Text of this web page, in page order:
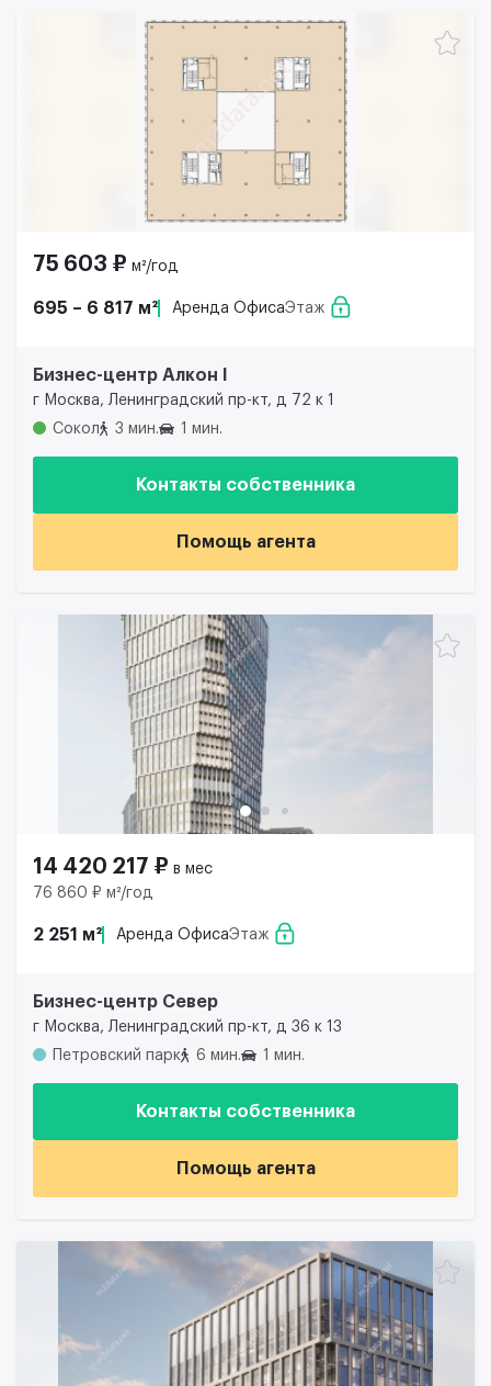
75 603 ₽ м²/год
695 – 6 817 м² Аренда ОфисаЭтаж
Бизнес-центр Алкон I
г Москва, Ленинградский пр-кт, д 72 к 1
Сокол
3 мин. 1 мин.
Контакты собственника
Помощь агента
14 420 217 ₽ в мес
76 860 ₽ м²/год
2 251 м² Аренда ОфисаЭтаж
Бизнес-центр Север
г Москва, Ленинградский пр-кт, д 36 к 13
Петровский парк
6 мин. 1 мин.
Контакты собственника
Помощь агента